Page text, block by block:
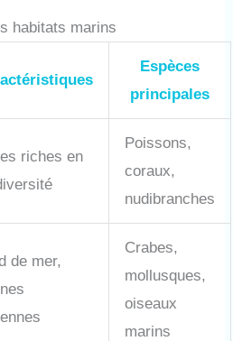
habitats marins
Espèces
principales
riches en
Poissons,
coraux,
nudibranches
de mer,
Crabes,
mollusques,
oiseaux
marins